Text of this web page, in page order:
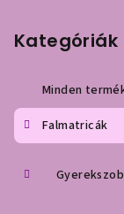
Kategóriák
Minden
Falmatricák